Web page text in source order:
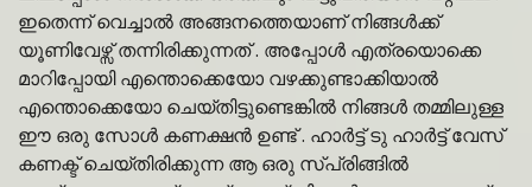
ഇതെന്ന് വെച്ചാൽ അങ്ങനത്തെയാണ് നിങ്ങൾക്ക്
യൂണിവേഴ്സ് തന്നിരിക്കുന്നത് . അപ്പോൾ എത്രയൊക്കെ
മാറിപ്പോയി എന്തൊക്കെയോ വഴക്കുണ്ടാക്കിയാൽ
എന്തൊക്കെയോ ചെയ്തിട്ടുണ്ടെങ്കിൽ നിങ്ങൾ തമ്മിലുള്ള
ഈ ഒരു സോൾ കണക്ഷൻ ഉണ്ട് . ഹാർട്ട് ടു ഹാർട്ട് വേസ്
കണക്ട് ചെയ്തിരിക്കുന്ന ആ ഒരു സ്പ്രിങ്ങിൽ